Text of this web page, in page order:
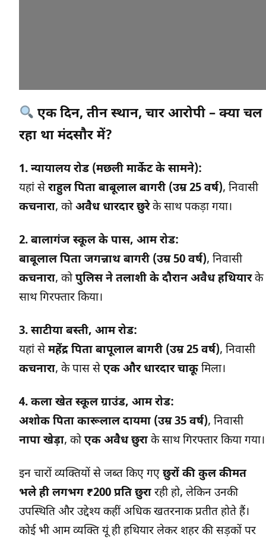
एक दिन, तीन स्थान, चार आरोपी – क्या चल
रहा था मंदसौर में?
1. न्यायालय रोड (मछली मार्केट के सामने):
यहां सेराहुल पिता बाबूलाल बागरी (उम्र 25 वर्ष), निवासी
कचनारा, कोअवैध धारदार छुरेके साथ पकड़ा गया।
2. बालागंज स्कूल के पास, आम रोड:
बाबूलाल पिता जगन्नाथ बागरी (उम्र 50 वर्ष), निवासी
कचनारा, कोपुलिस ने तलाशी के दौरान अवैध हथियारके
साथ गिरफ्तार किया।
3. साटीया बस्ती, आम रोड:
यहां सेमहेंद्र पिता बापूलाल बागरी (उम्र 25 वर्ष), निवासी
कचनारा, के पास सेएक और धारदार चाकू मिला।
4. कला खेत स्कूल ग्राउंड, आम रोड:
अशोक पिता कारूलाल दायमा (उम्र 35 वर्ष), निवासी
नापा खेड़ा, कोएक अवैध छुरा के साथ गिरफ्तार किया गया।
इन चारों व्यक्तियों से जब्त किए गए छुरों की कुल कीमत
भले ही लगभग ₹200 प्रति छुरा रही हो, लेकिन उनकी
उपस्थिति और उद्देश्य कहीं अधिक खतरनाक प्रतीत होते हैं।
कोई भी आम व्यक्ति यूं ही हथियार लेकर शहर की सड़कों पर